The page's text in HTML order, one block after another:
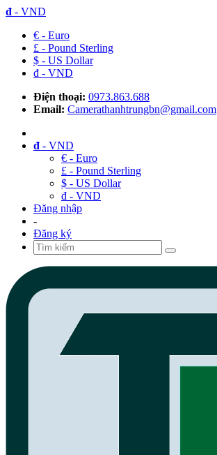
đ - VND
€ - Euro
£ - Pound Sterling
$ - US Dollar
đ - VND
Điện thoại: 0973.863.688
Email: Camerathanhtrungbn@gmail.com
đ - VND
€ - Euro
£ - Pound Sterling
$ - US Dollar
đ - VND
Đăng nhập
-
Đăng ký